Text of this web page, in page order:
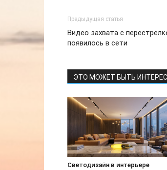
Предыдущая статья
Видео захвата с
появилось в сети
ЭТО МОЖЕТ БЫТЬ
Светодизайн в интерьере